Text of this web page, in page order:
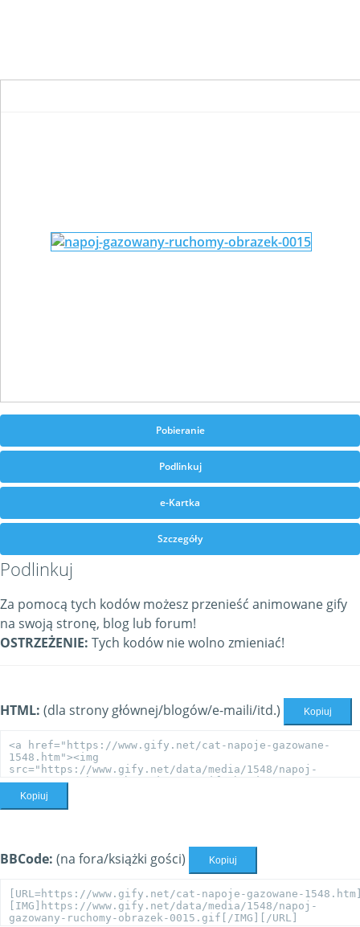
Pobieranie
Podlinkuj
e-Kartka
Szczegóły
Podlinkuj
Za pomocą tych kodów możesz przenieść animowane gify
na swoją stronę, blog lub forum!
OSTRZEŻENIE: Tych kodów nie wolno zmieniać!
HTML: (dla strony głównej/blogów/e-maili/itd.) Kopiuj
Kopiuj
BBCode: (na fora/książki gości) Kopiuj